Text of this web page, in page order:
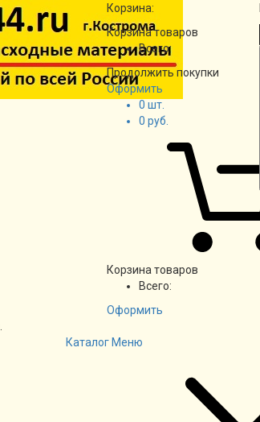
Корзина:
Корзина товаров
Всего:
Продолжить покупки
Оформить
0 шт.
0 руб.
Корзина товаров
Всего:
Оформить
Каталог Меню